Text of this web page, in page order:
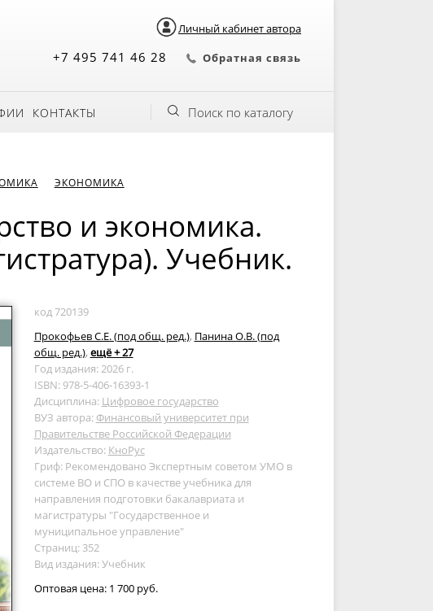
Личный кабинет автора
+7 495 741 46 28 Обратная связь
КОНТАКТЫ Поиск по каталогу
ЭКОНОМИКА
и экономика.
Учебник.
код 720139
Прокофьев С.Е. (под общ. ред.), Панина О.В. (под
общ. ред.), ещё + 27
Год издания: 2026 г.
ISBN: 978-5-406-16393-1
Дисциплина: Цифровое государство
ВУЗ автора: Финансовый университет при
Правительстве Российской Федерации
Издательство: КноРус
Гриф: Рекомендовано Экспертным советом УМО в
системе ВО и СПО в качестве учебника для
направления подготовки бакалавриата и
магистратуры "Государственное и
муниципальное управление"
Страниц: 352
Вид издания: Учебник
Оптовая цена: 1 700 руб.